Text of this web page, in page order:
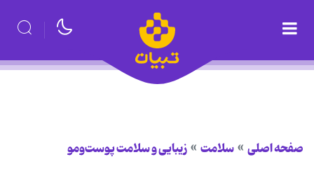
صفحه اصلی سلامت زیبایی و سلامت پوست‌ومو